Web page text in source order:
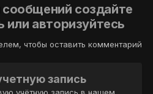
создайте
или авторизуйтесь
чтобы оставить комментарий
запись